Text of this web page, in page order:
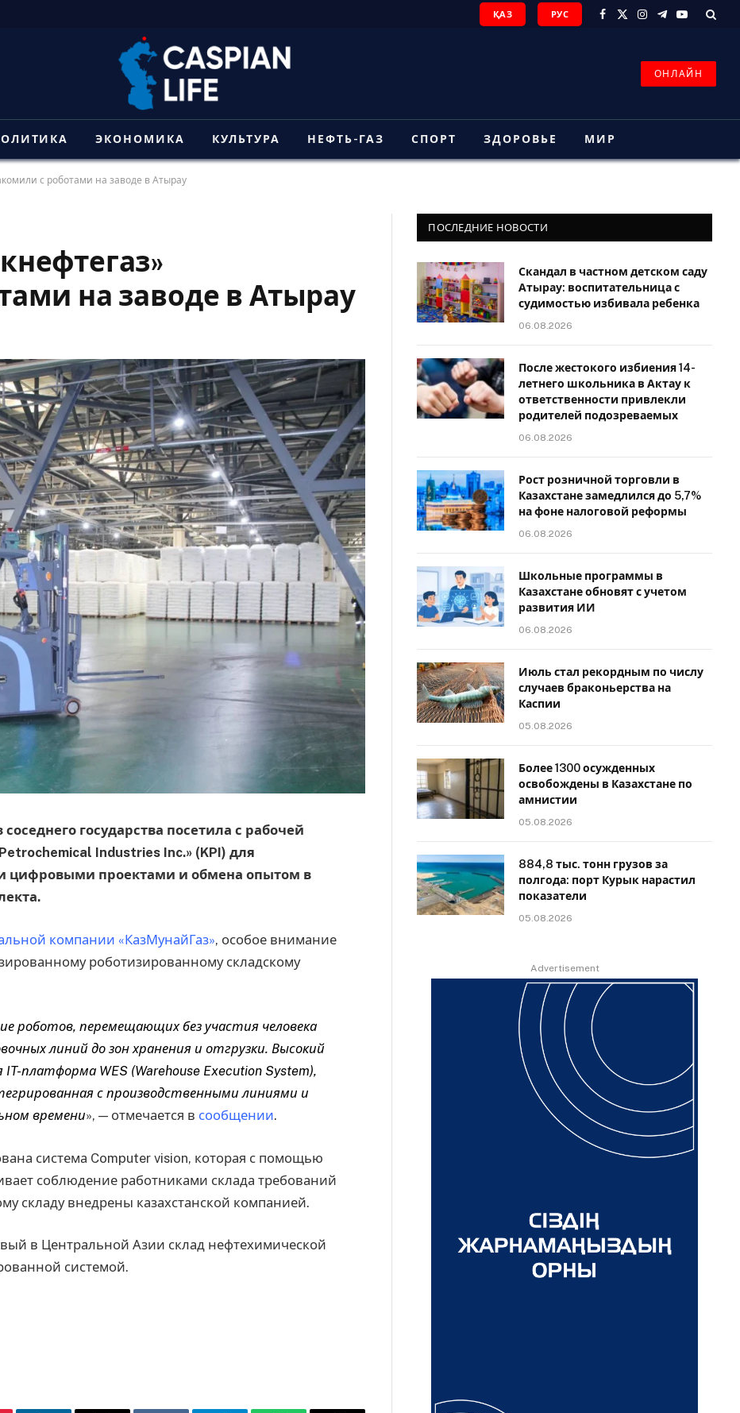
ҚАЗ РУС
Facebook
X
Instagram
Telegram
YouTube
ОНЛАЙН
ЭКОНОМИКА КУЛЬТУРА НЕФТЬ-ГАЗ СПОРТ ЗДОРОВЬЕ МИР
с роботами на заводе в Атырау
на заводе в Атырау
государства посетила с рабочей
Industries Inc.» (KPI) для
цифровыми проектами и обмена опытом в
компании «КазМунайГаз», особое внимание
роботизированному складскому
роботов, перемещающих без участия человека
линий до зон хранения и отгрузки. Высокий
платформа WES (Warehouse Execution System),
с производственными линиями и
времени», — отмечается в сообщении.
система Computer vision, которая с помощью
соблюдение работниками склада требований
складу внедрены казахстанской компанией.
в Центральной Азии склад нефтехимической
системой.
ПОСЛЕДНИЕ НОВОСТИ
Скандал в частном детском саду
Атырау: воспитательница с
судимостью избивала ребенка
06.08.2026
После жестокого избиения 14-
летнего школьника в Актау к
ответственности привлекли
родителей подозреваемых
06.08.2026
Рост розничной торговли в
Казахстане замедлился до 5,7%
на фоне налоговой реформы
06.08.2026
Школьные программы в
Казахстане обновят с учетом
развития ИИ
06.08.2026
Июль стал рекордным по числу
случаев браконьерства на
Каспии
05.08.2026
Более 1300 осужденных
освобождены в Казахстане по
амнистии
05.08.2026
884,8 тыс. тонн грузов за
полгода: порт Курык нарастил
показатели
05.08.2026
Advertisement